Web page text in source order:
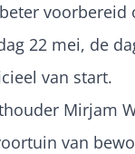
voorbereid
22 mei, de
van start.
Mirjam
van